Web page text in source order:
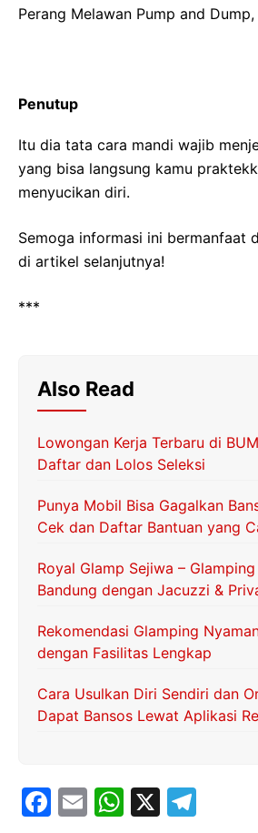
Perang Melawan Pump and Dump,
Penutup
Itu dia tata cara mandi wajib
yang bisa langsung kamu
menyucikan diri.
Semoga informasi ini bermanfaat
di artikel selanjutnya!
***
Also Read
Lowongan Kerja Terbaru di
Daftar dan Lolos Seleksi
Punya Mobil Bisa Gagalkan
Cek dan Daftar Bantuan yang
Royal Glamp Sejiwa –
Bandung dengan Jacuzzi &
Rekomendasi Glamping
dengan Fasilitas Lengkap
Cara Usulkan Diri Sendiri dan
Dapat Bansos Lewat Aplikasi
F
E
W X